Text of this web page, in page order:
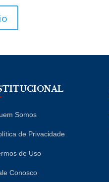
Somos
de Privacidade
de Uso
Conosco